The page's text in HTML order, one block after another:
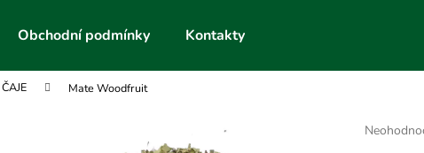
Obchodní podmínky Kontakty
Mate Woodfruit
Průměrné
Co potřebujete najít?